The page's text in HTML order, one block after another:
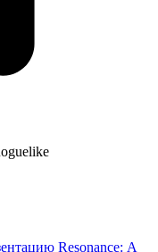
Resonance: A